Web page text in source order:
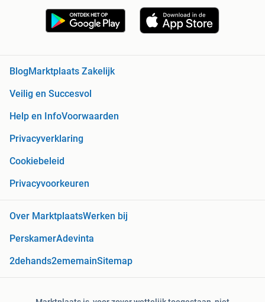
BlogMarktplaats Zakelijk
Veilig en Succesvol
Help en InfoVoorwaarden
Privacyverklaring
Cookiebeleid
Privacyvoorkeuren
Over MarktplaatsWerken bij
PerskamerAdevinta
2dehands2ememainSitemap